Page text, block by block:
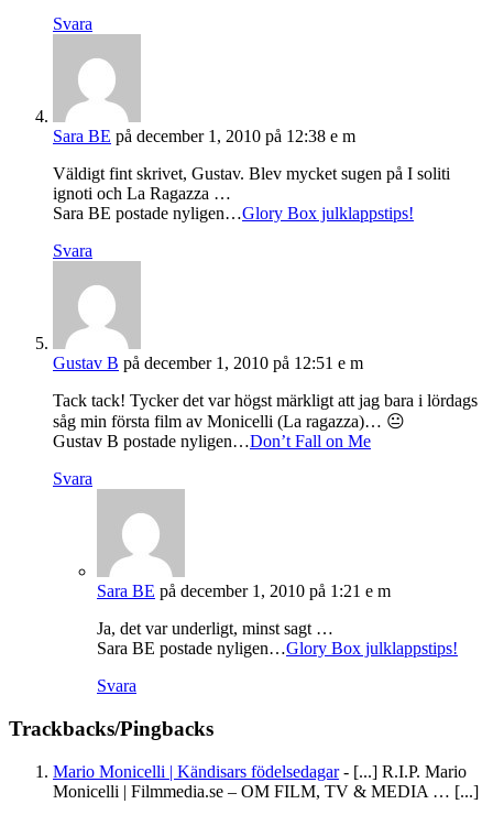
Svara
Sara BE på december 1, 2010 på 12:38 e m
Väldigt fint skrivet, Gustav. Blev mycket sugen på I soliti
ignoti och La Ragazza …
Sara BE postade nyligen…Glory Box julklappstips!
Svara
Gustav B på december 1, 2010 på 12:51 e m
Tack tack! Tycker det var högst märkligt att jag bara i lördags
såg min första film av Monicelli (La ragazza)… 😐
Gustav B postade nyligen…Don’t Fall on Me
Svara
Sara BE på december 1, 2010 på 1:21 e m
Ja, det var underligt, minst sagt …
Sara BE postade nyligen…Glory Box julklappstips!
Svara
Trackbacks/Pingbacks
Mario Monicelli | Kändisars födelsedagar- [...] R.I.P. Mario
Monicelli | Filmmedia.se – OM FILM, TV & MEDIA … [...]